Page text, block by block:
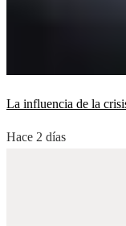
La influencia de la
Hace 2 días